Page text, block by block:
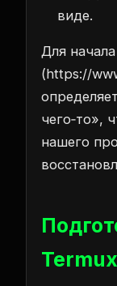
виде.
Для начала
(https://
чего‑то»,
нашего
Termux